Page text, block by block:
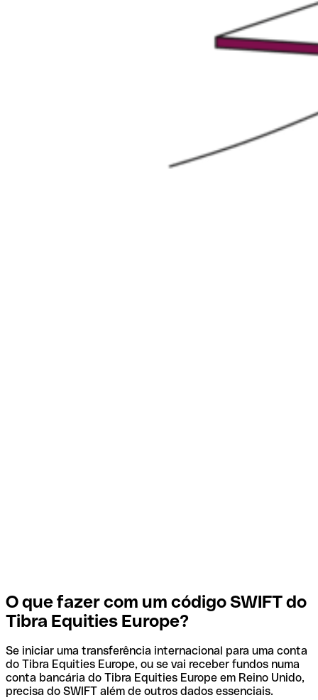
O que fazer com um código SWIFT do
Tibra Equities Europe?
Se iniciar uma transferência internacional para uma conta
do Tibra Equities Europe, ou se vai receber fundos numa
conta bancária do Tibra Equities Europe em Reino Unido,
precisa do SWIFT além de outros dados essenciais.